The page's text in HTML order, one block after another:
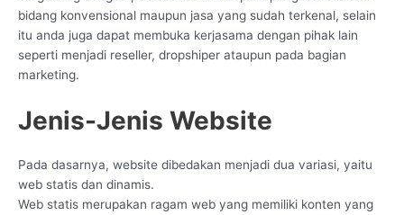
bidang konvensional maupun jasa yang sudah terkenal, selain
itu anda juga dapat membuka kerjasama dengan pihak lain
seperti menjadi reseller, dropshiper ataupun pada bagian
marketing.
Jenis-Jenis Website
Pada dasarnya, website dibedakan menjadi dua variasi, yaitu
web statis dan dinamis.
Web statis merupakan ragam web yang memiliki konten yang